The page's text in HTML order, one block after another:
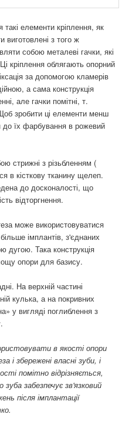
елементи кріплення, як
з того ж
собою металеві гачки, які
кріплення облягають опорний
за допомогою кламерів
а сама конструкція
але гачки помітні, т.
зробити ці елементи менш
до їх фарбування в рожевий
стрижні з різьбленням (
в кісткову тканину щелеп.
до досконалості, що
відторгнення.
може використовуватися
імплантів, з'єднаних
дугою. Така конструкція
опори для базису.
На верхній частині
кулька, а на покривних
у вигляді поглиблення з
в якості опори
і збережені власні зуби, і
помітно відрізняється,
зуба забезпечує зв'язковий
після імплантації